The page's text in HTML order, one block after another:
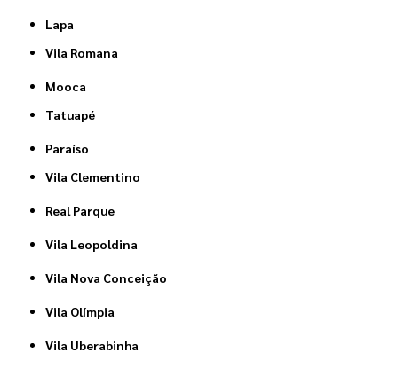
Lapa
Vila Romana
Mooca
Tatuapé
Paraíso
Vila Clementino
Real Parque
Vila Leopoldina
Vila Nova Conceição
Vila Olímpia
Vila Uberabinha